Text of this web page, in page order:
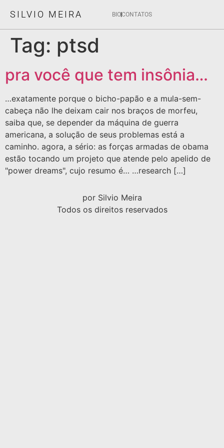
SILVIO MEIRA BIOCONTATOS
Tag: ptsd
pra você que tem insônia…
…exatamente porque o bicho-papão e a mula-sem-
cabeça não lhe deixam cair nos braços de morfeu,
saiba que, se depender da máquina de guerra
americana, a solução de seus problemas está a
caminho. agora, a sério: as forças armadas de obama
estão tocando um projeto que atende pelo apelido de
"power dreams", cujo resumo é… …research […]
por Silvio Meira
Todos os direitos reservados